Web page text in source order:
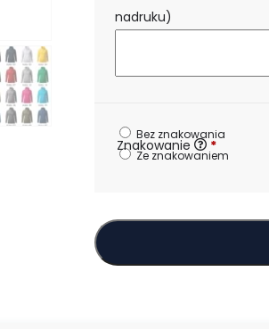
nadruku)
Znakowanie *
Bez znakowania
Ze znakowaniem